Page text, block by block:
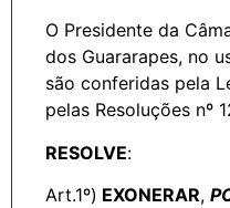
O Presidente da
dos Guararapes, no
são conferidas pela
pelas Resoluções nº
RESOLVE:
Art.1º) EXONERAR,